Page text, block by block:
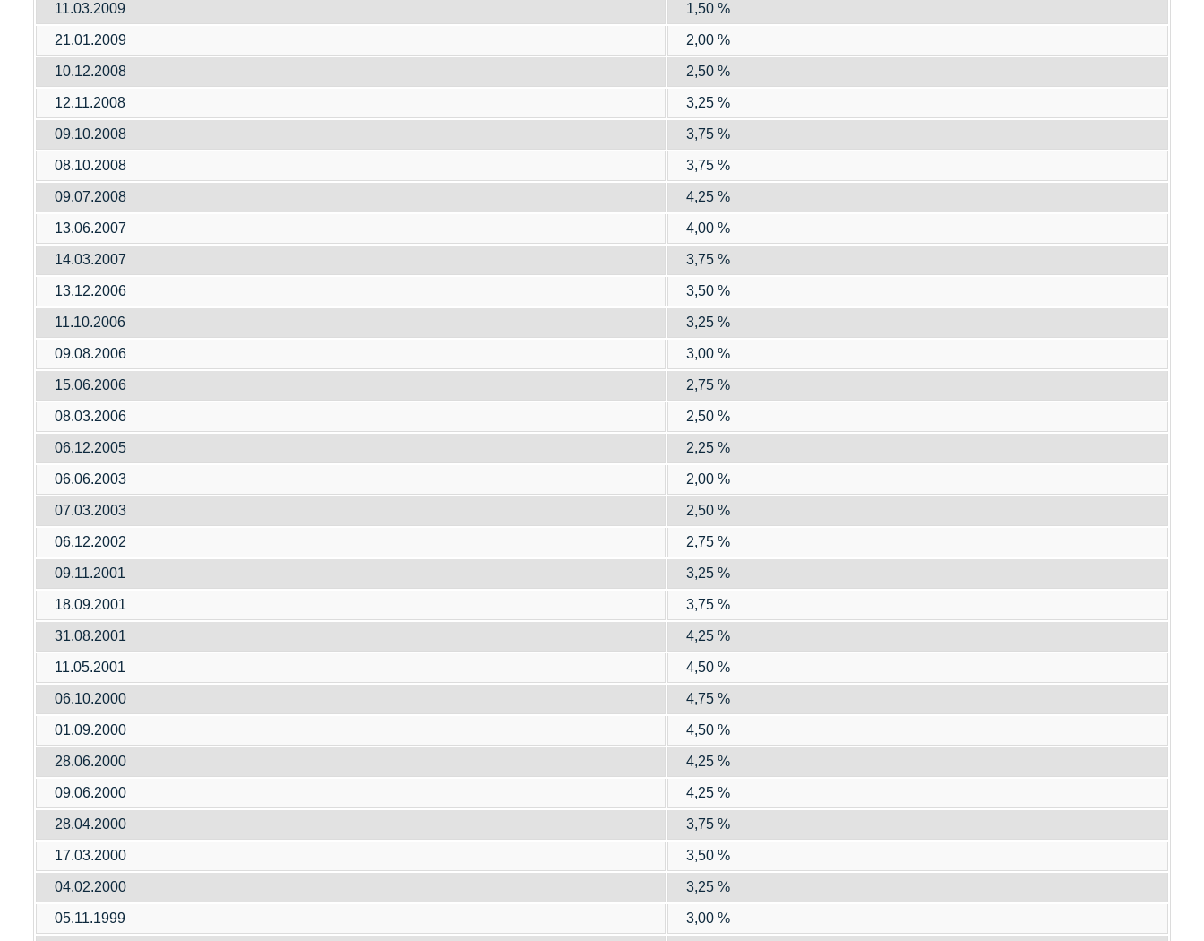
11.03.2009 1,50 %
21.01.2009 2,00 %
10.12.2008 2,50 %
12.11.2008 3,25 %
09.10.2008 3,75 %
08.10.2008 3,75 %
09.07.2008 4,25 %
13.06.2007 4,00 %
14.03.2007 3,75 %
13.12.2006 3,50 %
11.10.2006 3,25 %
09.08.2006 3,00 %
15.06.2006 2,75 %
08.03.2006 2,50 %
06.12.2005 2,25 %
06.06.2003 2,00 %
07.03.2003 2,50 %
06.12.2002 2,75 %
09.11.2001 3,25 %
18.09.2001 3,75 %
31.08.2001 4,25 %
11.05.2001 4,50 %
06.10.2000 4,75 %
01.09.2000 4,50 %
28.06.2000 4,25 %
09.06.2000 4,25 %
28.04.2000 3,75 %
17.03.2000 3,50 %
04.02.2000 3,25 %
05.11.1999 3,00 %